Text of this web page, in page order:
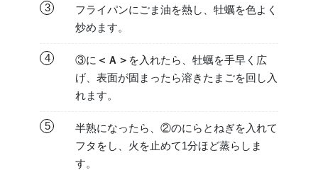
3
フライパンにごま油を熱し、牡蠣を色よく
炒めます。
4 ③に ＜Ａ＞ を入れたら、牡蠣を手早く広
げ、表面が固まったら溶きたまごを回し入
れます。
5
半熟になったら、②のにらとねぎを入れて
フタをし、火を止めて1分ほど蒸らしま
す。